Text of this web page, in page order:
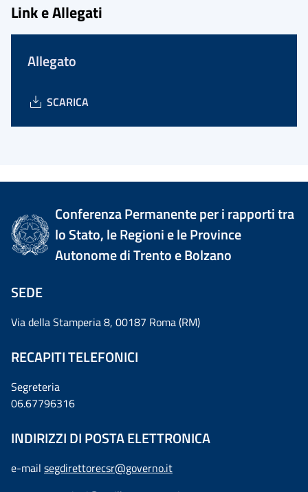
Link e Allegati
Allegato
SCARICA
Conferenza Permanente per i rapporti tra
lo Stato, le Regioni e le Province
Autonome di Trento e Bolzano
SEDE
Via della Stamperia 8, 00187 Roma (RM)
RECAPITI TELEFONICI
Segreteria
06.67796316
INDIRIZZI DI POSTA ELETTRONICA
e-mail segdirettorecsr@governo.it